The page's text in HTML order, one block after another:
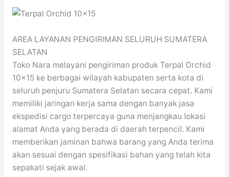
AREA LAYANAN PENGIRIMAN SELURUH SUMATERA
SELATAN
Toko Nara melayani pengiriman produk Terpal Orchid
10×15 ke berbagai wilayah kabupaten serta kota di
seluruh penjuru Sumatera Selatan secara cepat. Kami
memiliki jaringan kerja sama dengan banyak jasa
ekspedisi cargo terpercaya guna menjangkau lokasi
alamat Anda yang berada di daerah terpencil. Kami
memberikan jaminan bahwa barang yang Anda terima
akan sesuai dengan spesifikasi bahan yang telah kita
sepakati sejak awal.